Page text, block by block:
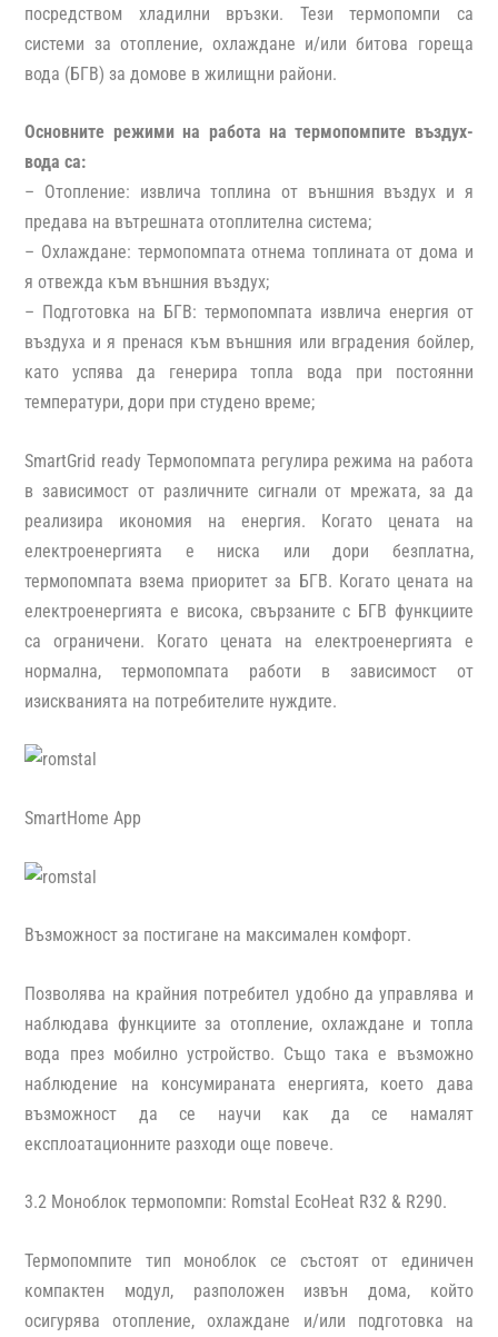
посредством хладилни връзки. Тези термопомпи са
системи за отопление, охлаждане и/или битова гореща
вода (БГВ) за домове в жилищни райони.
Основните режими на работа на термопомпите въздух-
вода са:
– Отопление: извлича топлина от външния въздух и я
предава на вътрешната отоплителна система;
– Охлаждане: термопомпата отнема топлината от дома и
я отвежда към външния въздух;
– Подготовка на БГВ: термопомпата извлича енергия от
въздуха и я пренася към външния или вградения бойлер,
като успява да генерира топла вода при постоянни
температури, дори при студено време;
SmartGrid ready Термопомпата регулира режима на работа
в зависимост от различните сигнали от мрежата, за да
реализира икономия на енергия. Когато цената на
електроенергията е ниска или дори безплатна,
термопомпата взема приоритет за БГВ. Когато цената на
електроенергията е висока, свързаните с БГВ функциите
са ограничени. Когато цената на електроенергията е
нормална, термопомпата работи в зависимост от
изискванията на потребителите нуждите.
SmartHome Аpp
Възможност за постигане на максимален комфорт.
Позволява на крайния потребител удобно да управлява и
наблюдава функциите за отопление, охлаждане и топла
вода през мобилно устройство. Също така е възможно
наблюдение на консумираната енергията, което дава
възможност да се научи как да се намалят
експлоатационните разходи още повече.
3.2 Моноблок термопомпи: Romstal EcoHeat R32 & R290.
Термопомпите тип моноблок се състоят от единичен
компактен модул, разположен извън дома, който
осигурява отопление, охлаждане и/или подготовка на